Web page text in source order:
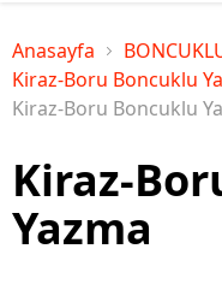
Anasayfa
Kiraz-Boru Boncuklu
Kiraz-Boru Boncuklu
Kiraz-
Yazma